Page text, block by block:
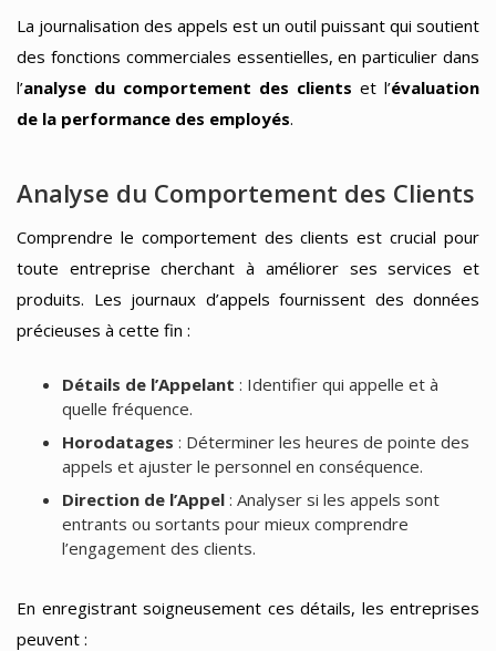
La journalisation des appels est un outil puissant qui soutient
des fonctions commerciales essentielles, en particulier dans
l’analyse du comportement des clients et l’évaluation
de la performance des employés.
Analyse du Comportement des Clients
Comprendre le comportement des clients est crucial pour
toute entreprise cherchant à améliorer ses services et
produits. Les journaux d’appels fournissent des données
précieuses à cette fin :
Détails de l’Appelant : Identifier qui appelle et à
quelle fréquence.
Horodatages : Déterminer les heures de pointe des
appels et ajuster le personnel en conséquence.
Direction de l’Appel: Analyser si les appels sont
entrants ou sortants pour mieux comprendre
l’engagement des clients.
En enregistrant soigneusement ces détails, les entreprises
peuvent :